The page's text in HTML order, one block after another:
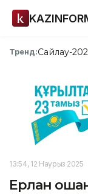
Тренд:Сайлау-
13:54, 12 Наурыз 2025
Ерлан